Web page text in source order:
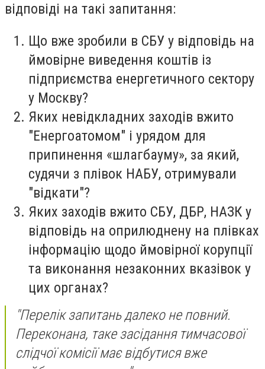
відповіді на такі запитання:
Що вже зробили в СБУ у відповідь на
ймовірне виведення коштів із
підприємства енергетичного сектору
у Москву?
Яких невідкладних заходів вжито
"Енергоатомом" і урядом для
припинення «шлагбауму», за який,
судячи з плівок НАБУ, отримували
"відкати"?
Яких заходів вжито СБУ, ДБР, НАЗК у
відповідь на оприлюднену на плівках
інформацію щодо ймовірної корупції
та виконання незаконних вказівок у
цих органах?
"Перелік запитань далеко не повний.
Переконана, таке засідання тимчасової
слідчої комісії має відбутися вже